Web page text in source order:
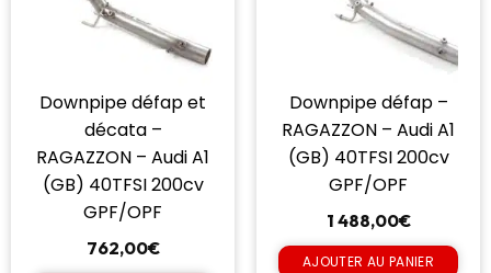
Downpipe défap et
décata –
RAGAZZON – Audi A1
(GB) 40TFSI 200cv
GPF/OPF
762,00€
Downpipe défap –
RAGAZZON – Audi A1
(GB) 40TFSI 200cv
GPF/OPF
1 488,00€
AJOUTER AU PANIER